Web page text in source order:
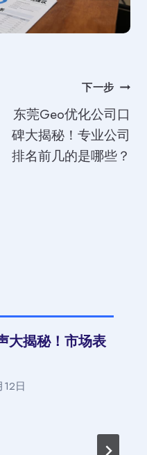
下一步
东莞Geo优化公司口
碑大揭秘！专业公司
排名前几的是哪些？
大揭秘！市场表
日